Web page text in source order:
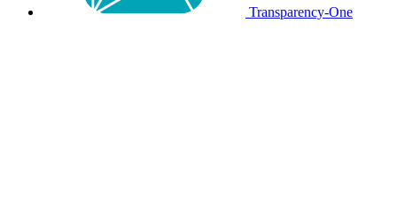
Transparency-One